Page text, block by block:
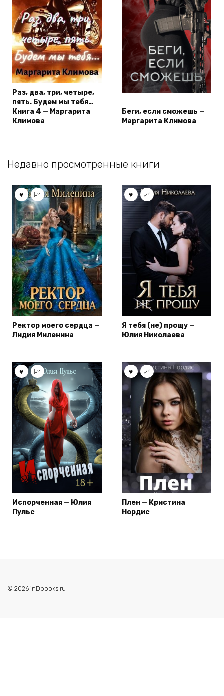
Раз, два, три, четыре,
пять. Будем мы тебя…
Книга 4 — Маргарита
Климова
Беги, если сможешь —
Маргарита Климова
Недавно просмотренные книги
Ректор моего сердца —
Лидия Миленина
Я тебя (не) прощу —
Юлия Николаева
Испорченная — Юлия
Пульс
Плен — Кристина
Нордис
© 2026 inDbooks.ru